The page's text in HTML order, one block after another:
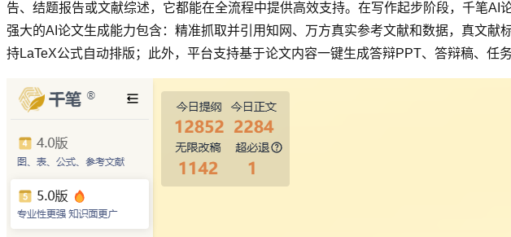
告、结题报告或文献综述，它都能在全流程中提供高效支持。在写作起步阶段，千笔
强大的AI论文生成能力包含：精准抓取并引用知网、万方真实参考文献和数据，真文
持LaTeX公式自动排版；此外，平台支持基于论文内容一键生成答辩PPT、答辩稿、任